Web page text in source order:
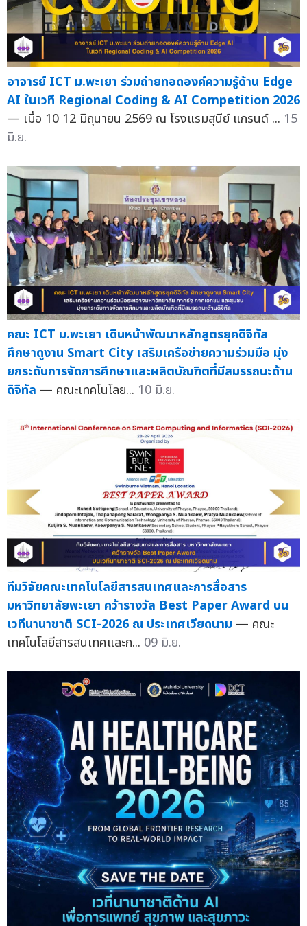
อาจารย์ ICT ม.พะเยา ร่วมถ่ายทอดองค์ความรู้ด้าน Edge
AI ในเวที Regional Coding & AI Competition 2026
— เมื่อ 10 12 มิถุนายน 2569 ณ โรงแรมสุนีย์ แกรนด์ ... 15
มิ.ย.
คณะ ICT ม.พะเยา เดินหน้าพัฒนาหลักสูตรยุคดิจิทัล
ศึกษาดูงาน Smart City เสริมเครือข่ายความร่วมมือ มุ่ง
ยกระดับการจัดการศึกษาและผลิตบัณฑิตที่มีสมรรถนะด้าน
ดิจิทัล — คณะเทคโนโลย... 10 มิ.ย.
ทีมวิจัยคณะเทคโนโลยีสารสนเทศและการสื่อสาร
มหาวิทยาลัยพะเยา คว้ารางวัล Best Paper Award บน
เวทีนานาชาติ SCI-2026 ณ ประเทศเวียดนาม — คณะ
เทคโนโลยีสารสนเทศและก... 09 มิ.ย.